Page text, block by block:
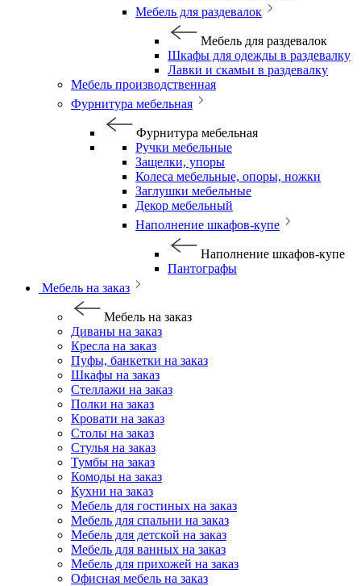
Мебель для раздевалок
Мебель для раздевалок
Шкафы для одежды в раздевалку
Лавки и скамьи в раздевалку
Мебель производственная
Фурнитура мебельная
Фурнитура мебельная
Ручки мебельные
Защелки, упоры
Колеса мебельные, опоры, ножки
Заглушки мебельные
Декор мебельный
Наполнение шкафов-купе
Наполнение шкафов-купе
Пантографы
Мебель на заказ
Мебель на заказ
Диваны на заказ
Кресла на заказ
Пуфы, банкетки на заказ
Шкафы на заказ
Стеллажи на заказ
Полки на заказ
Кровати на заказ
Столы на заказ
Стулья на заказ
Тумбы на заказ
Комоды на заказ
Кухни на заказ
Мебель для гостиных на заказ
Мебель для спальни на заказ
Мебель для детской на заказ
Мебель для ванных на заказ
Мебель для прихожей на заказ
Офисная мебель на заказ